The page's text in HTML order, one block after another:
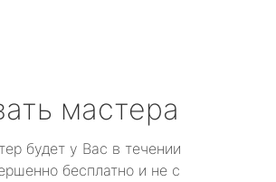
мастера
будет у Вас в течении
бесплатно и не с